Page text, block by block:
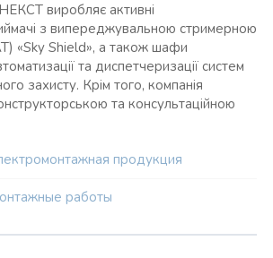
виробляє активні
з випереджувальною стримерною
«Sky Shield», а також шафи
та диспетчеризації систем
захисту. Крім того, компанія
та консультаційною
продукция
работы